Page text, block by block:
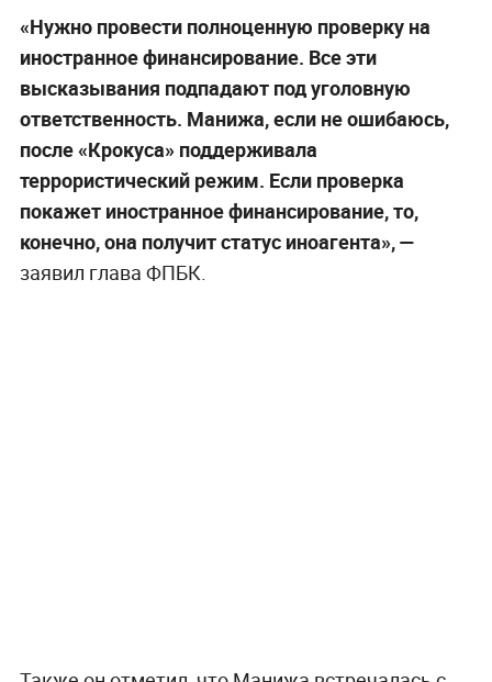
«Нужно провести полноценную проверку на
иностранное финансирование. Все эти
высказывания подпадают под уголовную
ответственность. Манижа, если не ошибаюсь,
после «Крокуса» поддерживала
террористический режим. Если проверка
покажет иностранное финансирование, то,
конечно, она получит статус иноагента», —
заявил глава ФПБК.